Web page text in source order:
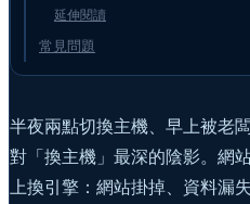
延伸閱讀
常見問題
半夜兩點切換主機、早上被老
對「換主機」最深的陰影。網
上換引擎：網站掛掉、資料漏